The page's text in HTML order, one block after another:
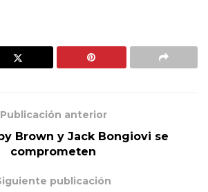
Publicación anterior
Brown y Jack Bongiovi se
comprometen
publicación